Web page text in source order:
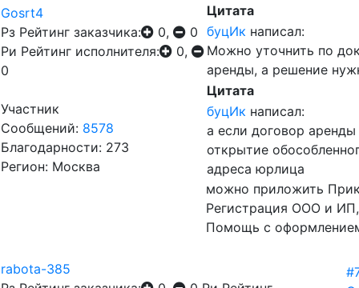
Gosrt4
Рз Рейтинг заказчика: 0,
0
Ри Рейтинг исполнителя:
0,
0
Участник
Сообщений: 8578
Благодарности: 273
Регион: Москва
Цитата
буцИк написал:
Можно уточнить по
аренды, а решение
Цитата
буцИк написал:
а если договор
открытие
адреса юрлица
можно приложить
Регистрация ООО и ИП,
Помощь с
rabota-385